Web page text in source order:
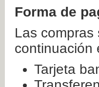
Forma de
Las
continuación
Tarjeta